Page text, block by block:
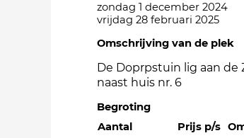
zondag 1 december 2024
vrijdag 28 februari 2025
Omschrijving van de plek
De Doprpstuin lig aan de
naast huis nr. 6
Begroting
Aantal
Prijs p/s